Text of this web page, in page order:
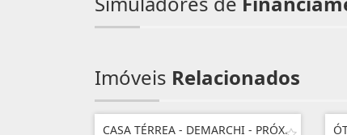
Imóveis Relacionados
CASA TÉRREA - DEMARCHI - PRÓX.